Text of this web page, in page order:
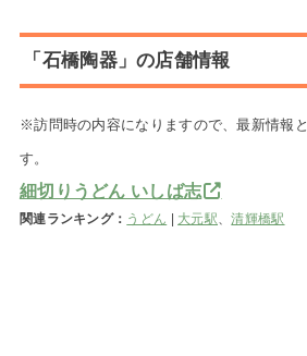
「石橋陶器」の店舗情報
※訪問時の内容になりますので、最新情報
す。
細切りうどん いしば志
関連ランキング： うどん | 大元駅、清輝橋駅